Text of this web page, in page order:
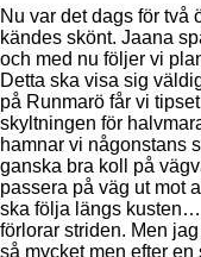
Nu var det dags för två
kändes skönt. Jaana
och med nu följer vi
Detta ska visa sig
på Runmarö får vi
skyltningen för
hamnar vi någonstans
ganska bra koll på
passera på väg ut mot
ska följa längs
förlorar striden. Men
så mycket men efter